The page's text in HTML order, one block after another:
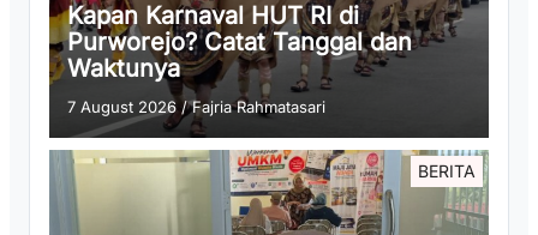
Kapan Karnaval HUT RI di
Purworejo? Catat Tanggal dan
Waktunya
7 August 2026 /Fajria Rahmatasari
BERITA